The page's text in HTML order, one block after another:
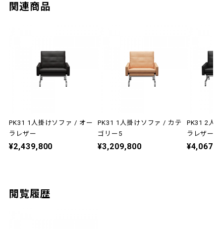
関連商品
PK31 1人掛けソファ / オー
ラレザー
¥2,439,800
PK31 1人掛けソファ / カテ
ゴリー5
¥3,209,800
PK31 2人
ラレザー
閲覧履歴